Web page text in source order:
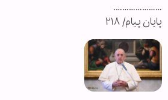
………………….
پایان پیام/ ۲۱۸